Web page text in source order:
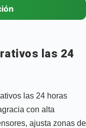
las 24
las 24 horas
con alta
ajusta zonas de